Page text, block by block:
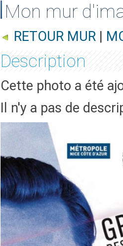
Mon mur
RETOUR MUR |
Description
Cette photo a été
Il n'y a pas de